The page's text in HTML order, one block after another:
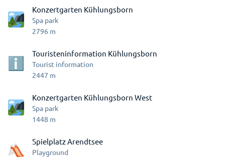
Konzertgarten Kühlungsborn
Spa park
2796 m
Touristeninformation Kühlungsborn
Tourist information
2447 m
Konzertgarten Kühlungsborn West
Spa park
1448 m
Spielplatz Arendtsee
Playground